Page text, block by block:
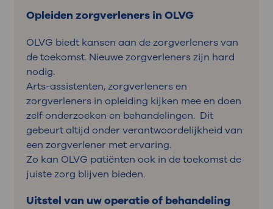
Opleiden zorgverleners in OLVG
OLVG biedt kansen aan de zorgverleners van
de toekomst. Nieuwe zorgverleners zijn hard
nodig.
Arts-assistenten, zorgverleners en
zorgverleners in opleiding kijken mee en doen
zelf onderzoeken en behandelingen. Dit
gebeurt altijd onder verantwoordelijkheid van
een zorgverlener met ervaring.
Zo kan OLVG patiënten ook in de toekomst de
juiste zorg blijven bieden.
Uitstel van uw operatie of behandeling